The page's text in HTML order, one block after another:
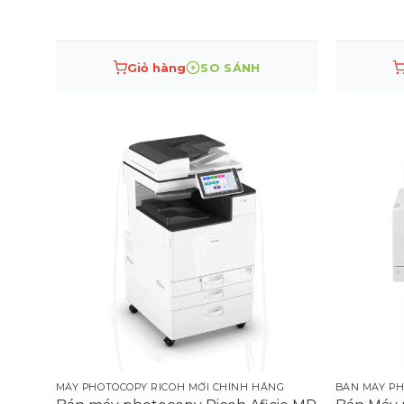
thuật viên ở xa có thể kiểm soát thiết bị của
có thể kiểm tra hoặc thay đổi cài đặt và cập
Giỏ hàng SO SÁNH
MÁY PHOTOCOPY RICOH MỚI CHÍNH HÃNG BÁN MÁY